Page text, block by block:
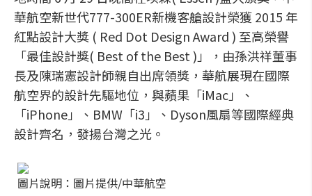
華航空新世代777-300ER新機客艙設計榮獲 2015 年
紅點設計大獎 ( Red Dot Design Award ) 至高榮譽
「最佳設計獎( Best of the Best )」，由孫洪祥董事
長及陳瑞憲設計師親自出席領獎，華航展現在國際
航空界的設計先驅地位，與蘋果「iMac」、
「iPhone」、BMW「i3」、Dyson風扇等國際經典
設計齊名，發揚台灣之光。
圖片說明：圖片提供/中華航空